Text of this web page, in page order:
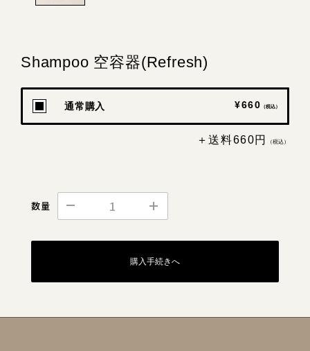
Shampoo 空容器(Refresh)
通常購入 ¥660 （税込）
＋送料660円 （税込）
数量
購入手続きへ